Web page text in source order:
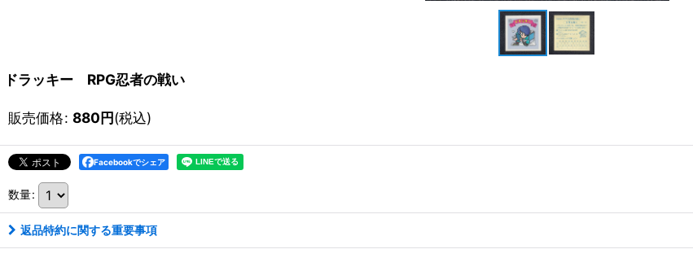
ドラッキー RPG忍者の戦い
販売価格: 880円(税込)
Facebookでシェア
数量:
返品特約に関する重要事項